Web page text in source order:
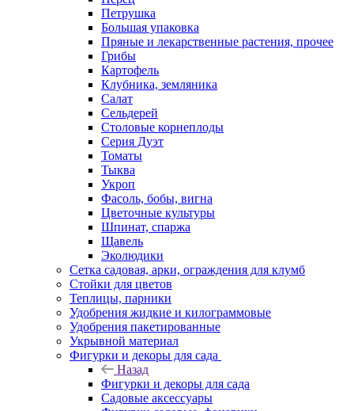
Петрушка
Большая упаковка
Пряные и лекарственные растения, прочее
Грибы
Картофель
Клубника, земляника
Салат
Сельдерей
Столовые корнеплоды
Серия Дуэт
Томаты
Тыква
Укроп
Фасоль, бобы, вигна
Цветочные культуры
Шпинат, спаржа
Щавель
Эколюдики
Сетка садовая, арки, ограждения для клумб
Стойки для цветов
Теплицы, парники
Удобрения жидкие и килограммовые
Удобрения пакетированные
Укрывной материал
Фигурки и декоры для сада
Назад
Фигурки и декоры для сада
Садовые аксессуары